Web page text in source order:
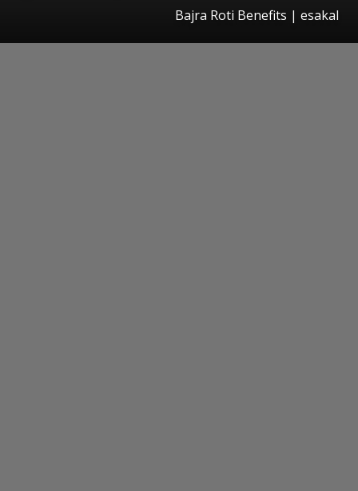
Bajra Roti Benefits | esakal